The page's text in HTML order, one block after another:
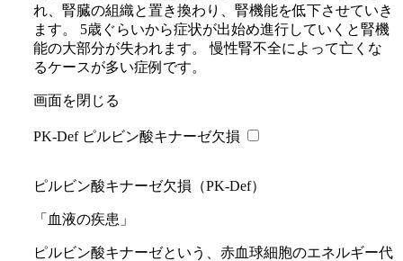
れ、腎臓の組織と置き換わり、腎機能を低下させていき
ます。 5歳ぐらいから症状が出始め進行していくと腎機
能の大部分が失われます。 慢性腎不全によって亡くな
るケースが多い症例です。
画面を閉じる
PK-Def ピルビン酸キナーゼ欠損
ピルビン酸キナーゼ欠損（PK-Def）
「血液の疾患」
ピルビン酸キナーゼという、赤血球細胞のエネルギー代